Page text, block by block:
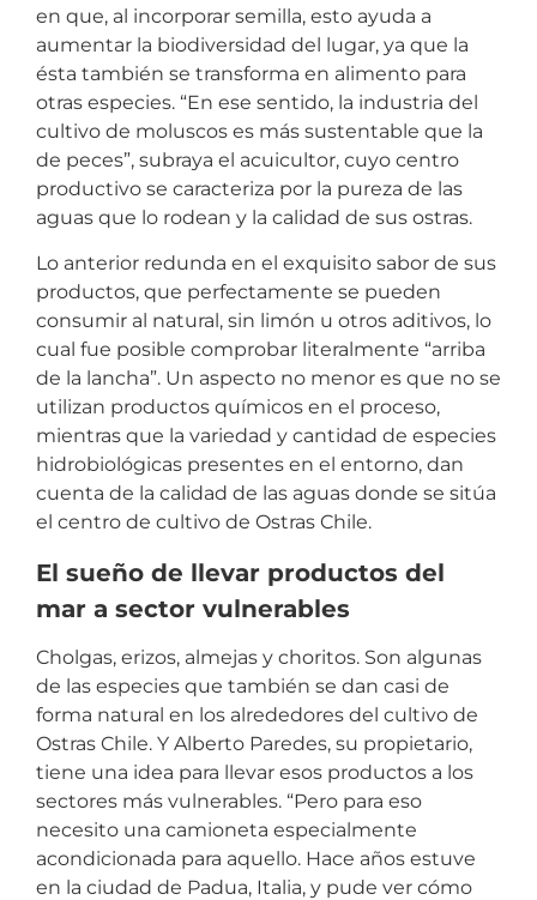
en que, al incorporar semilla, esto ayuda a
aumentar la biodiversidad del lugar, ya que la
ésta también se transforma en alimento para
otras especies. “En ese sentido, la industria del
cultivo de moluscos es más sustentable que la
de peces”, subraya el acuicultor, cuyo centro
productivo se caracteriza por la pureza de las
aguas que lo rodean y la calidad de sus ostras.
Lo anterior redunda en el exquisito sabor de sus
productos, que perfectamente se pueden
consumir al natural, sin limón u otros aditivos, lo
cual fue posible comprobar literalmente “arriba
de la lancha”. Un aspecto no menor es que no se
utilizan productos químicos en el proceso,
mientras que la variedad y cantidad de especies
hidrobiológicas presentes en el entorno, dan
cuenta de la calidad de las aguas donde se sitúa
el centro de cultivo de Ostras Chile.
El sueño de llevar productos del
mar a sector vulnerables
Cholgas, erizos, almejas y choritos. Son algunas
de las especies que también se dan casi de
forma natural en los alrededores del cultivo de
Ostras Chile. Y Alberto Paredes, su propietario,
tiene una idea para llevar esos productos a los
sectores más vulnerables. “Pero para eso
necesito una camioneta especialmente
acondicionada para aquello. Hace años estuve
en la ciudad de Padua, Italia, y pude ver cómo